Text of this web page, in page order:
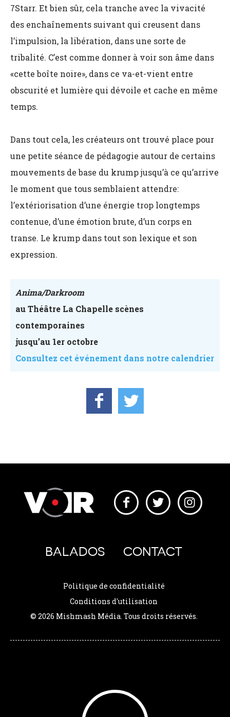
7Starr. Et bien sûr, cela tranche avec la vivacité
des enchaînements suivant qui creusent dans
l’impulsion, la libération, dans une sorte de
tribalité. C’est comme donner à voir son âme dans
«cette boîte noire», dans ce va-et-vient entre
obscurité et lumière qui dévoile et cache en même
temps.
Dans tout cela, les créateurs ont trouvé place pour
une petite séance de pédagogie autour de certains
mouvements de base du krumpjusqu’à ce qu’arrive
le moment que tous semblaient attendre:
l’extériorisation d’une énergie trop longtemps
contenue, d’une émotion brute, d’un corps en
transe. Le krump dans tout son lexique et son
expression.
Anima/Darkroom
au Théâtre La Chapelle scènes
contemporaines
jusqu’au 1er octobre
Consultez cet événement dans notre calendrier
BALADOS CONTACT
Politique de confidentialité
Conditions d'utilisation
© 2026 Mishmash Média. Tous droits réservés.